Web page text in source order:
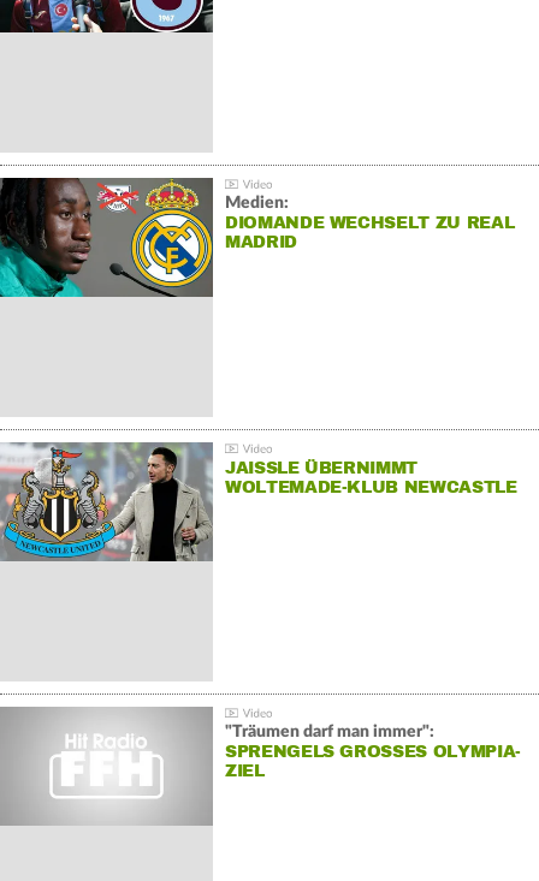
Medien:
DIOMANDE WECHSELT ZU REAL
MADRID
JAISSLE ÜBERNIMMT
WOLTEMADE-KLUB NEWCASTLE
"Träumen darf man immer":
SPRENGELS GROSSES OLYMPIA-Z
IEL